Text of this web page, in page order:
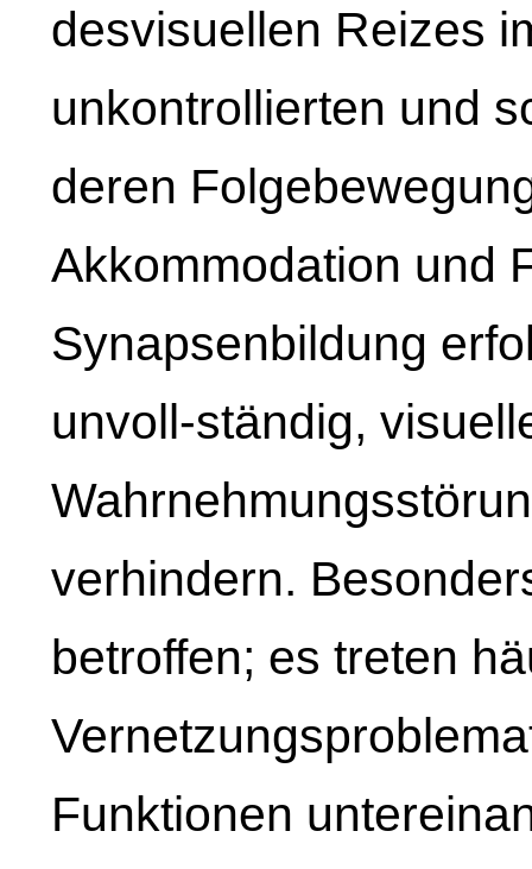
desvisuellen Reizes
unkontrollierten und
deren
Akkommodation und
Synapsenbildung
unvoll-ständig,
verhindern.
betroffen; es treten
Funktionen